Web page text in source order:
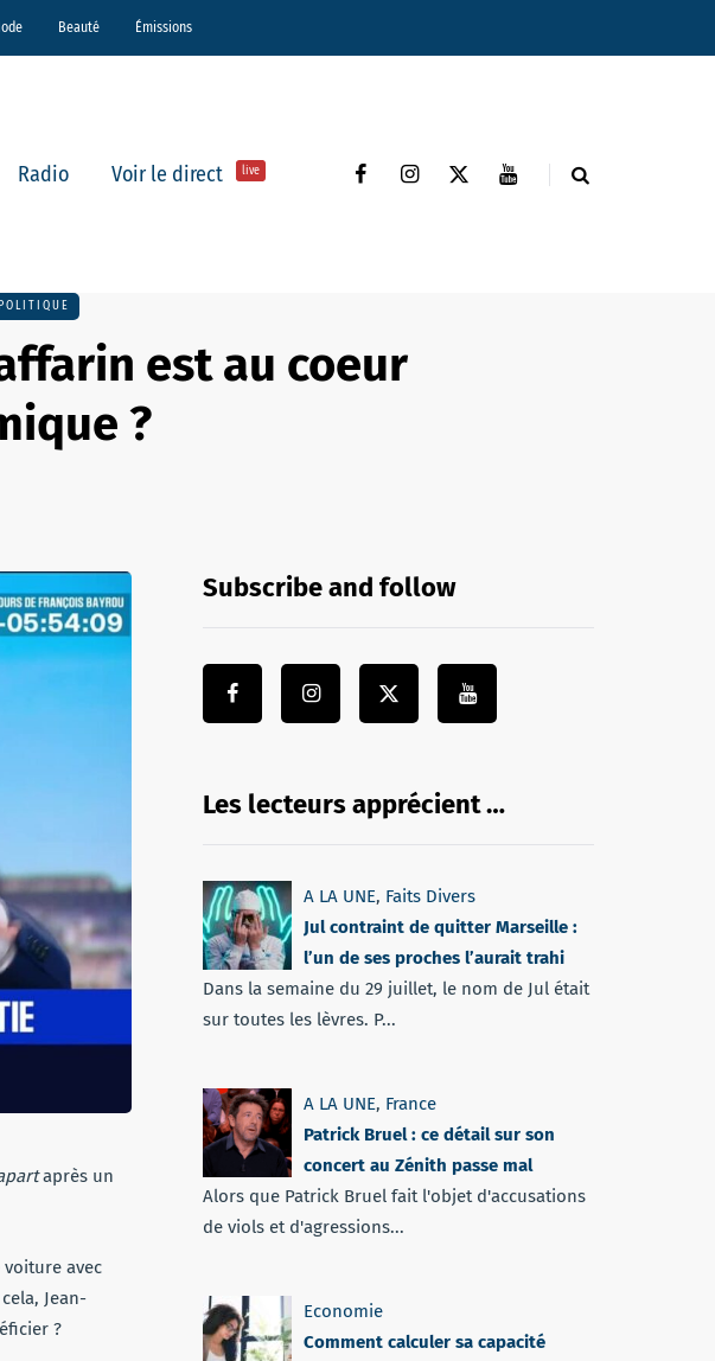
Beauté Émissions
Radio Voir le direct live
POLITIQUE
est au coeur
?
après un
voiture avec
Jean-
?
Subscribe and follow
Les lecteurs apprécient …
A LA UNE, Faits Divers
Jul contraint de quitter Marseille :
l’un de ses proches l’aurait trahi
Dans la semaine du 29 juillet, le nom de Jul était
sur toutes les lèvres. P...
A LA UNE, France
Patrick Bruel : ce détail sur son
concert au Zénith passe mal
Alors que Patrick Bruel fait l'objet d'accusations
de viols et d'agressions...
Economie
Comment calculer sa capacité